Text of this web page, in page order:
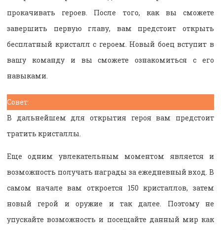
прокачивать героев. После того, как вы сможете
завершить первую главу, вам предстоит открыть
бесплатный кристалл с героем. Новый боец вступит в
вашу команду и вы сможете ознакомиться с его
навыками.
Совет:
В дальнейшем для открытия героя вам предстоит
тратить кристаллы.
Еще одним увлекательным моментом является и
возможность получать награды за ежедневный вход. В
самом начале вам откроется 150 кристаллов, затем
новый герой и оружие и так далее. Поэтому не
упускайте возможность и посещайте данный мир как